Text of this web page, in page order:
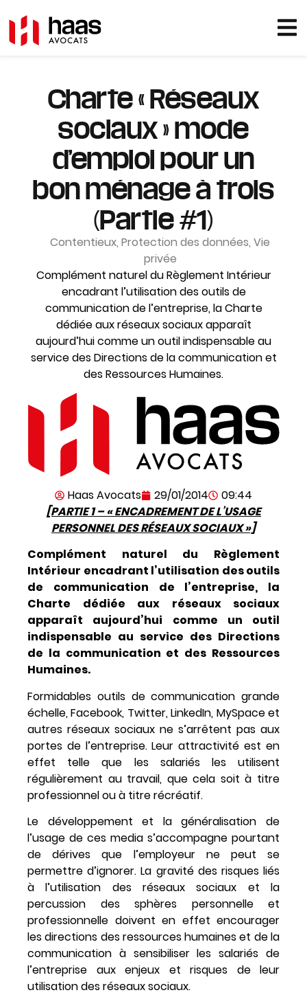
Charte « Réseaux
sociaux » mode
d’emploi pour un
bon ménage à trois
(Partie #1)
Contentieux, Protection des données, Vie
privée
Complément naturel du Règlement Intérieur
encadrant l’utilisation des outils de
communication de l’entreprise, la Charte
dédiée aux réseaux sociaux apparaît
aujourd’hui comme un outil indispensable au
service des Directions de la communication et
des Ressources Humaines.
Haas Avocats 29/01/2014
09:44
[PARTIE 1 – « ENCADREMENT DE L’USAGE
PERSONNEL DES RÉSEAUX SOCIAUX »]
Complément naturel du Règlement
Intérieur encadrant l’utilisation des outils
de communication de l’entreprise, la
Charte dédiée aux réseaux sociaux
apparaît aujourd’hui comme un outil
indispensable au service des Directions
de la communication et des Ressources
Humaines.
Formidables outils de communication grande
échelle, Facebook, Twitter, LinkedIn, MySpace et
autres réseaux sociaux ne s’arrêtent pas aux
portes de l’entreprise. Leur attractivité est en
effet telle que les salariés les utilisent
régulièrement au travail, que cela soit à titre
professionnel ou à titre récréatif.
Le développement et la généralisation de
l’usage de ces media s’accompagne pourtant
de dérives que l’employeur ne peut se
permettre d’ignorer. La gravité des risques liés
à l’utilisation des réseaux sociaux et la
percussion des sphères personnelle et
professionnelle doivent en effet encourager
les directions des ressources humaines et de la
communication à sensibiliser les salariés de
l’entreprise aux enjeux et risques de leur
utilisation des réseaux sociaux.